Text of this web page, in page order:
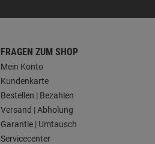
FRAGEN ZUM SHOP
Mein Konto
Kundenkarte
Bestellen | Bezahlen
Versand | Abholung
Garantie | Umtausch
Servicecenter